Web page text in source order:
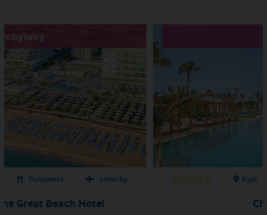
Polopenze Letecky
Great Beach Hotel
Kypr